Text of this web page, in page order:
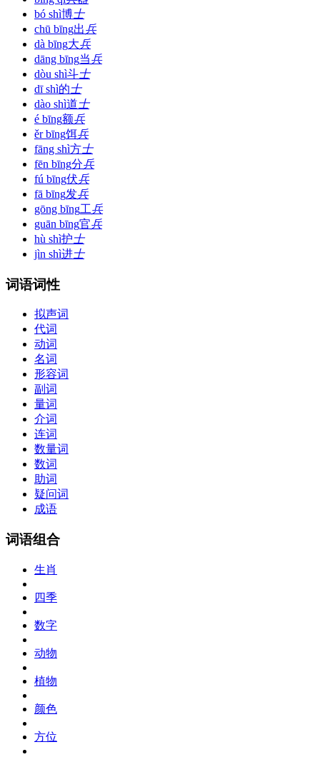
bó shì博士
chū bīng出兵
dà bīng大兵
dāng bīng当兵
dòu shì斗士
dī shì的士
dào shì道士
é bīng额兵
ěr bīng饵兵
fāng shì方士
fēn bīng分兵
fú bīng伏兵
fā bīng发兵
gōng bīng工兵
guān bīng官兵
hù shì护士
jìn shì进士
词语词性
拟声词
代词
动词
名词
形容词
副词
量词
介词
连词
数量词
数词
助词
疑问词
成语
词语组合
生肖
四季
数字
动物
植物
颜色
方位